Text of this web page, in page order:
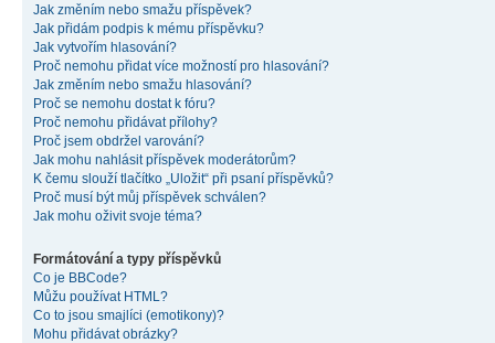
Jak změním nebo smažu příspěvek?
Jak přidám podpis k mému příspěvku?
Jak vytvořím hlasování?
Proč nemohu přidat více možností pro hlasování?
Jak změním nebo smažu hlasování?
Proč se nemohu dostat k fóru?
Proč nemohu přidávat přílohy?
Proč jsem obdržel varování?
Jak mohu nahlásit příspěvek moderátorům?
K čemu slouží tlačítko „Uložit“ při psaní příspěvků?
Proč musí být můj příspěvek schválen?
Jak mohu oživit svoje téma?
Formátování a typy příspěvků
Co je BBCode?
Můžu používat HTML?
Co to jsou smajlíci (emotikony)?
Mohu přidávat obrázky?